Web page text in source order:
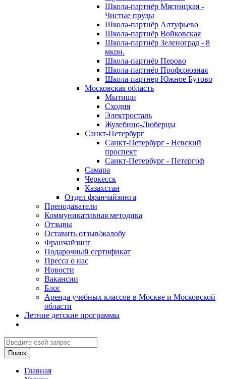
Школа-партнёр Мясницкая -
Чистые пруды
Школа-партнёр Алтуфьево
Школа-партнёр Войковская
Школа-партнёр Зеленоград - 8
мкрн.
Школа-партнёр Перово
Школа-партнёр Профсоюзная
Школа-партнер Южное Бутово
Московская область
Мытищи
Сходня
Электросталь
Жулебино-Люберцы
Санкт-Петербург
Санкт-Петербург - Невский
проспект
Санкт-Петербург - Петергоф
Самара
Черкесск
Казахстан
Отдел франчайзинга
Преподаватели
Коммуникативная методика
Отзывы
Оставить отзыв/жалобу
Франчайзинг
Подарочный сертификат
Пресса о нас
Новости
Вакансии
Блог
Аренда учебных классов в Москве и Московской
области
Летние детские программы
Главная